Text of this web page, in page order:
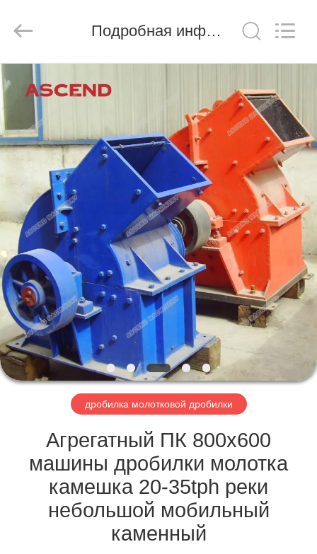
ДОМ
ПРОДУКТЫ
НАС
ПУТЕШЕСТВИЕ
ФАБРИКИ
ПРОВЕРКА
КАЧЕСТВА
СВЯЖИТЕСЬ
МЫ
СПРОСИТЕ
ЦИТАТУ
КАРТА
Co.,
Reserved.
Подробная информация о продукте
дробилка молотковой дробилки
Агрегатный ПК 800x600
машины дробилки молотка
камешка 20-35tph реки
небольшой мобильный
каменный